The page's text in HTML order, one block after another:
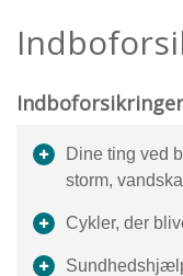
Dine ting ved
storm,
Cykler, der